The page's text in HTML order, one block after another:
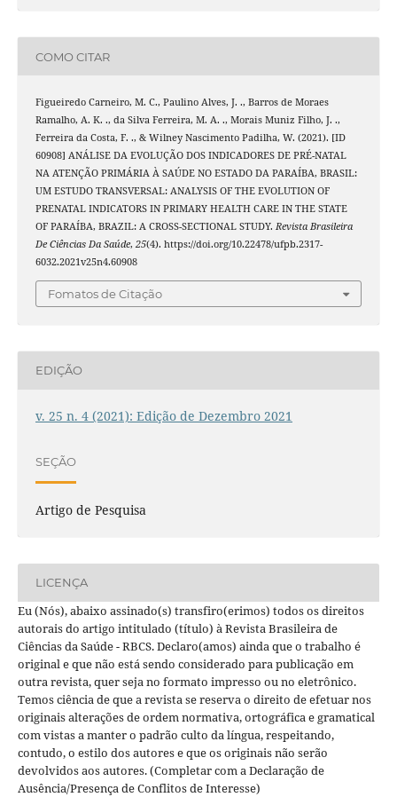
COMO CITAR
Figueiredo Carneiro, M. C., Paulino Alves, J. ., Barros de Moraes
Ramalho, A. K. ., da Silva Ferreira, M. A. ., Morais Muniz Filho, J. .,
Ferreira da Costa, F. ., & Wilney Nascimento Padilha, W. (2021). [ID
60908] ANÁLISE DA EVOLUÇÃO DOS INDICADORES DE PRÉ-NATAL
NA ATENÇÃO PRIMÁRIA À SAÚDE NO ESTADO DA PARAÍBA, BRASIL:
UM ESTUDO TRANSVERSAL: ANALYSIS OF THE EVOLUTION OF
PRENATAL INDICATORS IN PRIMARY HEALTH CARE IN THE STATE
OF PARAÍBA, BRAZIL: A CROSS-SECTIONAL STUDY. Revista Brasileira
De Ciências Da Saúde, 25(4). https://doi.org/10.22478/ufpb.2317-
6032.2021v25n4.60908
Fomatos de Citação
EDIÇÃO
v. 25 n. 4 (2021): Edição de Dezembro 2021
SEÇÃO
Artigo de Pesquisa
LICENÇA
Eu (Nós), abaixo assinado(s) transfiro(erimos) todos os direitos
autorais do artigo intitulado (título) à Revista Brasileira de
Ciências da Saúde - RBCS. Declaro(amos) ainda que o trabalho é
original e que não está sendo considerado para publicação em
outra revista, quer seja no formato impresso ou no eletrônico.
Temos ciência de que a revista se reserva o direito de efetuar nos
originais alterações de ordem normativa, ortográfica e gramatical
com vistas a manter o padrão culto da língua, respeitando,
contudo, o estilo dos autores e que os originais não serão
devolvidos aos autores. (Completar com a Declaração de
Ausência/Presença de Conflitos de Interesse)